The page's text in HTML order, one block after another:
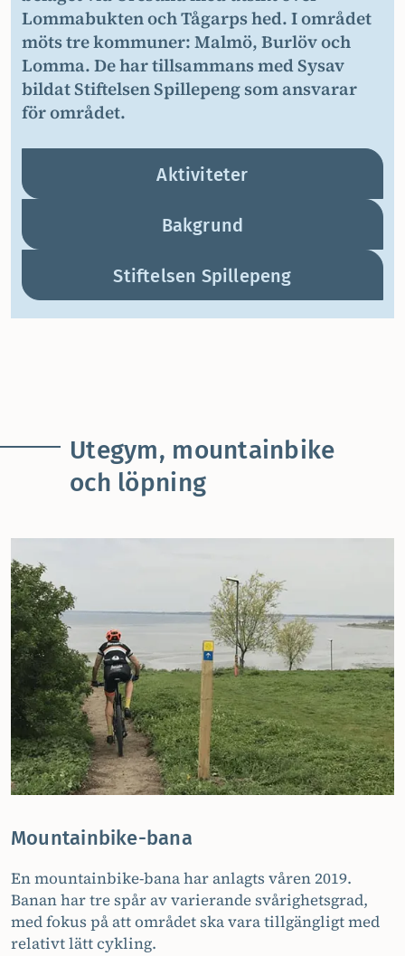
Lommabukten och Tågarps hed. I området
möts tre kommuner: Malmö, Burlöv och
Lomma. De har tillsammans med Sysav
bildat Stiftelsen Spillepeng som ansvarar
för området.
Aktiviteter
Bakgrund
Stiftelsen Spillepeng
Utegym, mountainbike
och löpning
Mountainbike-bana
En mountainbike-bana har anlagts våren 2019.
Banan har tre spår av varierande svårighetsgrad,
med fokus på att området ska vara tillgängligt med
relativt lätt cykling.